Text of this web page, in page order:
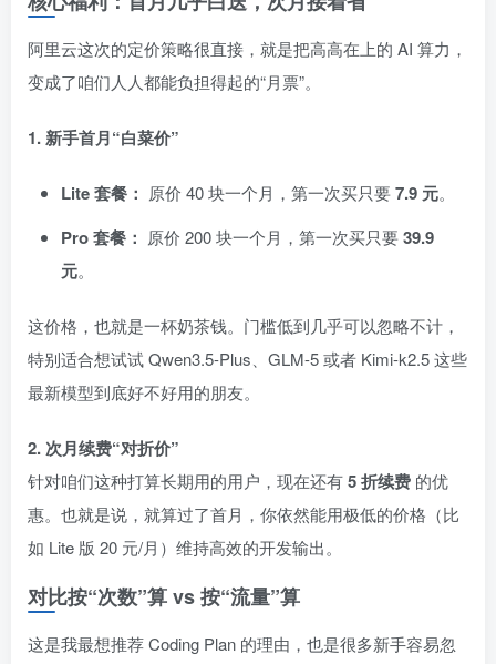
阿里云这次的定价策略很直接，就是把高高在上的 AI 算力，
变成了咱们人人都能负担得起的“月票”。
1. 新手首月“白菜价”
Lite 套餐： 原价 40 块一个月，第一次买只要7.9 元。
Pro 套餐： 原价 200 块一个月，第一次买只要39.9
元。
这价格，也就是一杯奶茶钱。门槛低到几乎可以忽略不计，
特别适合想试试 Qwen3.5-Plus、GLM-5 或者 Kimi-k2.5 这些
最新模型到底好不好用的朋友。
2. 次月续费“对折价”
针对咱们这种打算长期用的用户，现在还有5 折续费 的优
惠。也就是说，就算过了首月，你依然能用极低的价格（比
如 Lite 版 20 元/月）维持高效的开发输出。
对比按“次数”算 vs 按“流量”算
这是我最想推荐 Coding Plan 的理由，也是很多新手容易忽